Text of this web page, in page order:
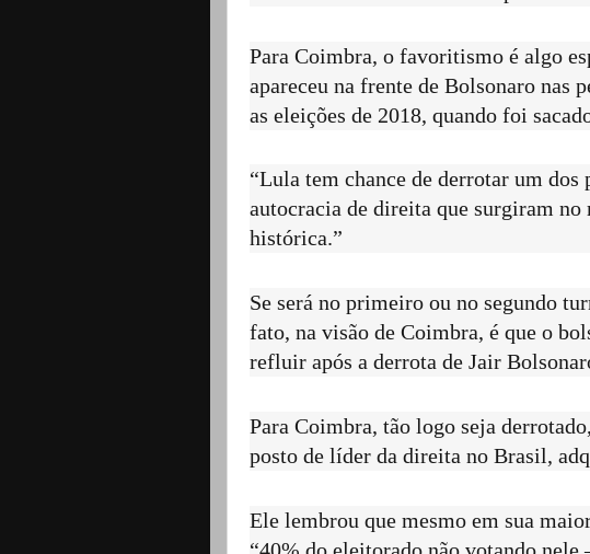
Para Coimbra, o favoritismo é algo
apareceu na frente de Bolsonaro nas
as eleições de 2018, quando foi
“Lula tem chance de derrotar um dos
autocracia de direita que surgiram
histórica.”
Se será no primeiro ou no segundo
fato, na visão de Coimbra, é que o
refluir após a derrota de Jair
Para Coimbra, tão logo seja
posto de líder da direita no Brasil,
Ele lembrou que mesmo em sua